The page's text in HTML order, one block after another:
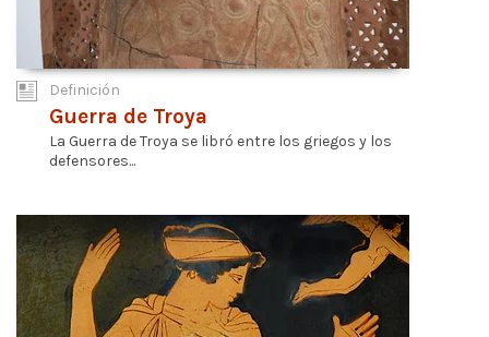
Definición
Guerra de Troya
La Guerra de Troya se libró entre los griegos y los
defensores...